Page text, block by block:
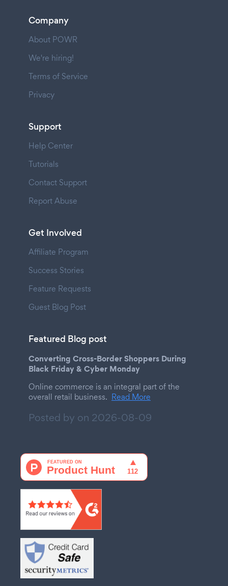
Company
About POWR
We're hiring!
Terms of Service
Privacy
Support
Help Center
Tutorials
Contact Support
Report Abuse
Get Involved
Affiliate Program
Success Stories
Feature Requests
Guest Blog Post
Featured Blog post
Converting Cross-Border Shoppers During
Black Friday & Cyber Monday
Online commerce is an integral part of the
overall retail business. Read More
Posted by on 2026-08-09